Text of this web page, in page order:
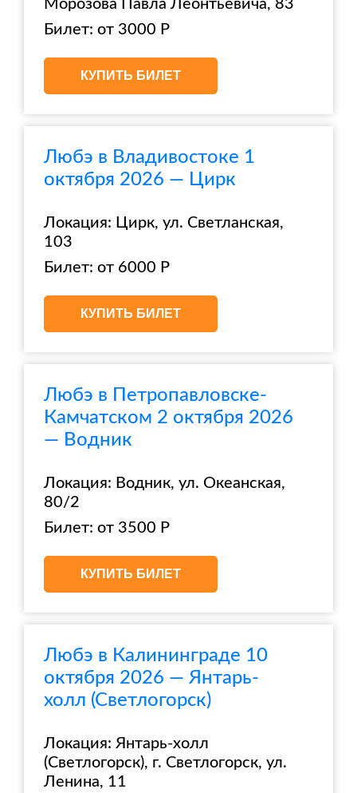
Морозова Павла Леонтьевича, 83
Билет: от 3000 Р
КУПИТЬ БИЛЕТ
Любэ в Владивостоке 1
октября 2026 — Цирк
Локация: Цирк, ул. Светланская,
103
Билет: от 6000 Р
КУПИТЬ БИЛЕТ
Любэ в Петропавловске-
Камчатском 2 октября 2026
— Водник
Локация: Водник, ул. ​Океанская,
80/2
Билет: от 3500 Р
КУПИТЬ БИЛЕТ
Любэ в Калининграде 10
октября 2026 — Янтарь-
холл (Светлогорск)
Локация: Янтарь-холл
(Светлогорск), г. Светлогорск, ул.
Ленина, 11